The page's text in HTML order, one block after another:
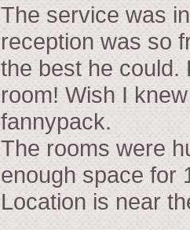
The service was
reception was so
the best he could.
room! Wish I
fannypack.
The rooms were
enough space for
Location is near